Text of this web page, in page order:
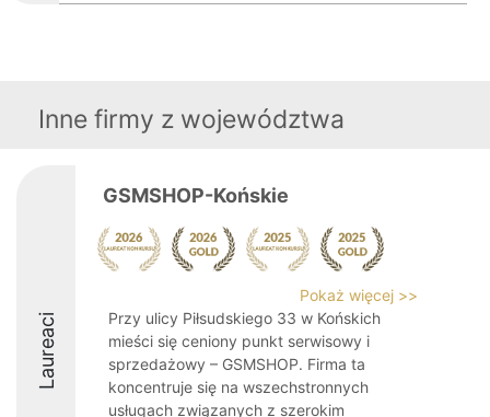
Inne firmy z województwa
Laureaci
GSMSHOP-Końskie
Pokaż więcej >>
Przy ulicy Piłsudskiego 33 w Końskich
mieści się ceniony punkt serwisowy i
sprzedażowy – GSMSHOP. Firma ta
koncentruje się na wszechstronnych
usługach związanych z szerokim